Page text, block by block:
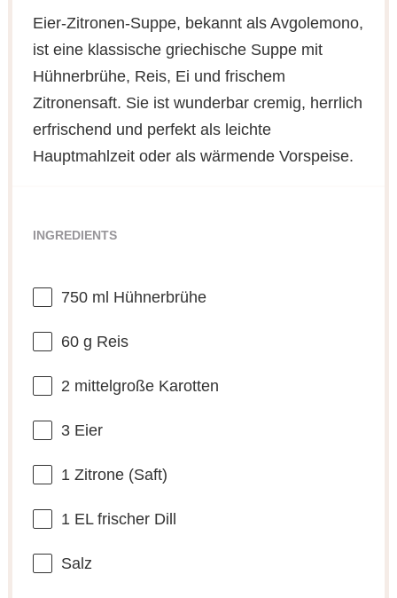
Eier-Zitronen-Suppe, bekannt als Avgolemono,
ist eine klassische griechische Suppe mit
Hühnerbrühe, Reis, Ei und frischem
Zitronensaft. Sie ist wunderbar cremig, herrlich
erfrischend und perfekt als leichte
Hauptmahlzeit oder als wärmende Vorspeise.
INGREDIENTS
750ml Hühnerbrühe
60 g Reis
2 mittelgroße Karotten
3Eier
1Zitrone (Saft)
1EL frischer Dill
Salz